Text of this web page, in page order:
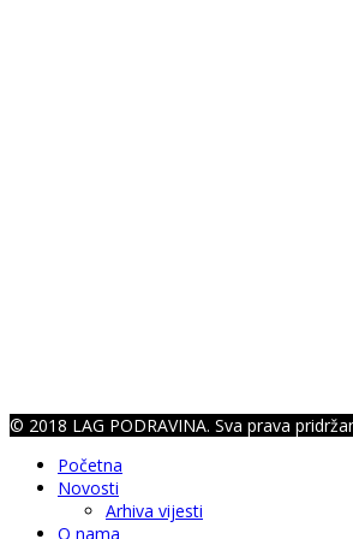
© 2018 LAG PODRAVINA. Sva prava
Početna
Novosti
Arhiva vijesti
O nama